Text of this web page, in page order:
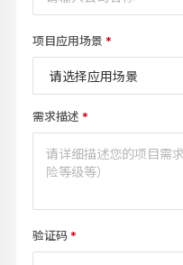
项目应用场景 *
需求描述 *
验证码*